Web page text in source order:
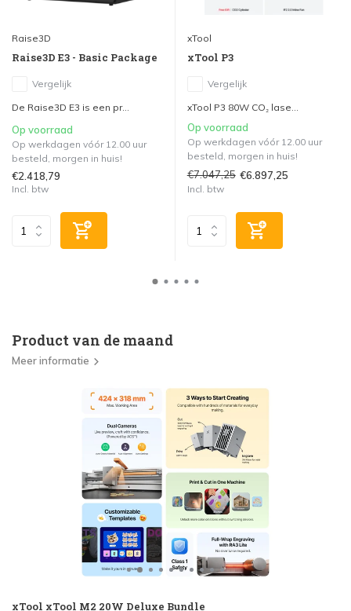
Raise3D
Raise3D E3 - Basic Package
Vergelijk
De Raise3D E3 is een pr...
Op voorraad
Op werkdagen vóór 12.00 uur
besteld, morgen in huis!
€2.418,79
Incl. btw
xTool
xTool P3
Vergelijk
xTool P3 80W CO₂ lase...
Op voorraad
Op werkdagen vóór 12.00 uur
besteld, morgen in huis!
€7.047,25 €6.897,25
Incl. btw
Product van de maand
Meer informatie
xTool xTool M2 20W Deluxe Bundle